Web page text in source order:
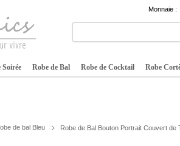
Monnaie :
Soirée Robe de Bal Robe de Cocktail Robe
de bal Bleu Robe de Bal Bouton Portrait Couvert de